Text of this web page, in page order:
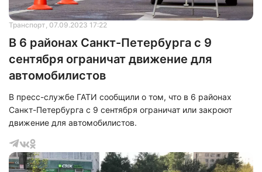
Транспорт, 07.09.2023 17:22
В 6 районах Санкт-Петербурга с 9
сентября ограничат движение для
автомобилистов
В пресс-службе ГАТИ сообщили о том, что в 6 районах
Санкт-Петербурга с 9 сентября ограничат или закроют
движение для автомобилистов.